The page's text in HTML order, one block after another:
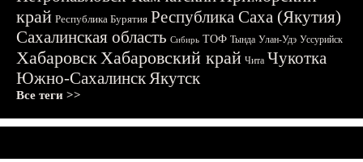
край Республика Бурятия Республика Саха (Якутия)
Сахалинская область Сибирь ТОФ Тында Улан-Удэ Уссурийск
ХабаровскХабаровский край Чита Чукотка
Южно-СахалинскЯкутск
Все теги >>